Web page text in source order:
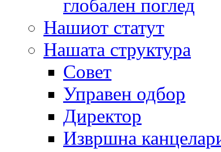
глобален поглед
Нашиот статут
Нашата структура
Совет
Управен одбор
Директор
Извршна